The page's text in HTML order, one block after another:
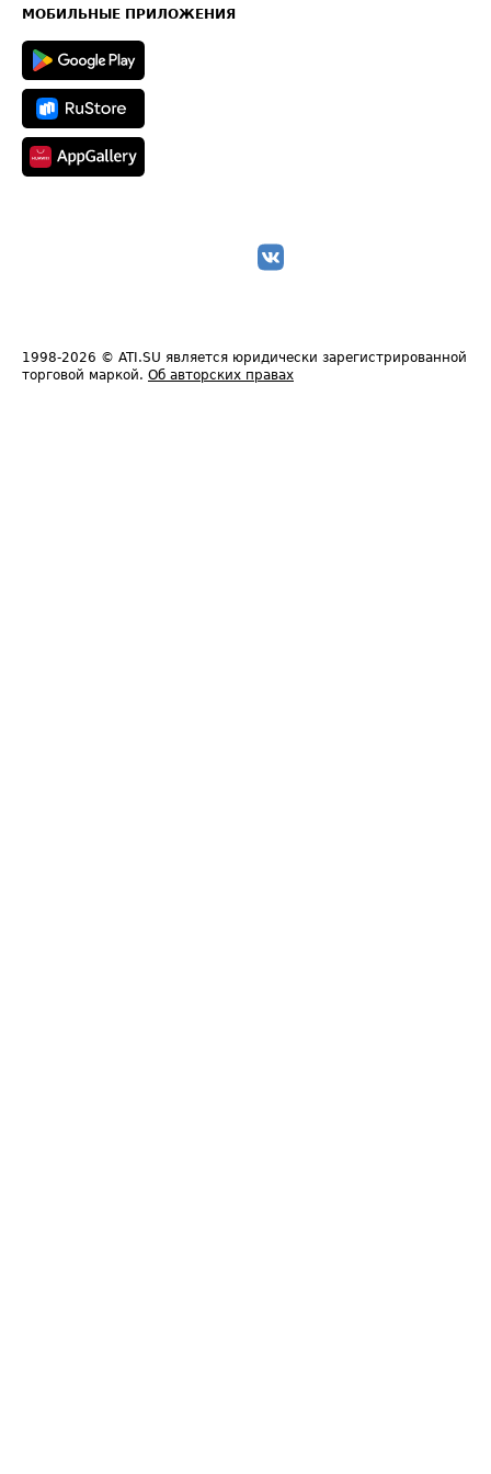
Техническая информация
МОБИЛЬНЫЕ ПРИЛОЖЕНИЯ
1998-2026 © ATI.SU является юридически зарегистрированной
торговой маркой. Об авторских правах